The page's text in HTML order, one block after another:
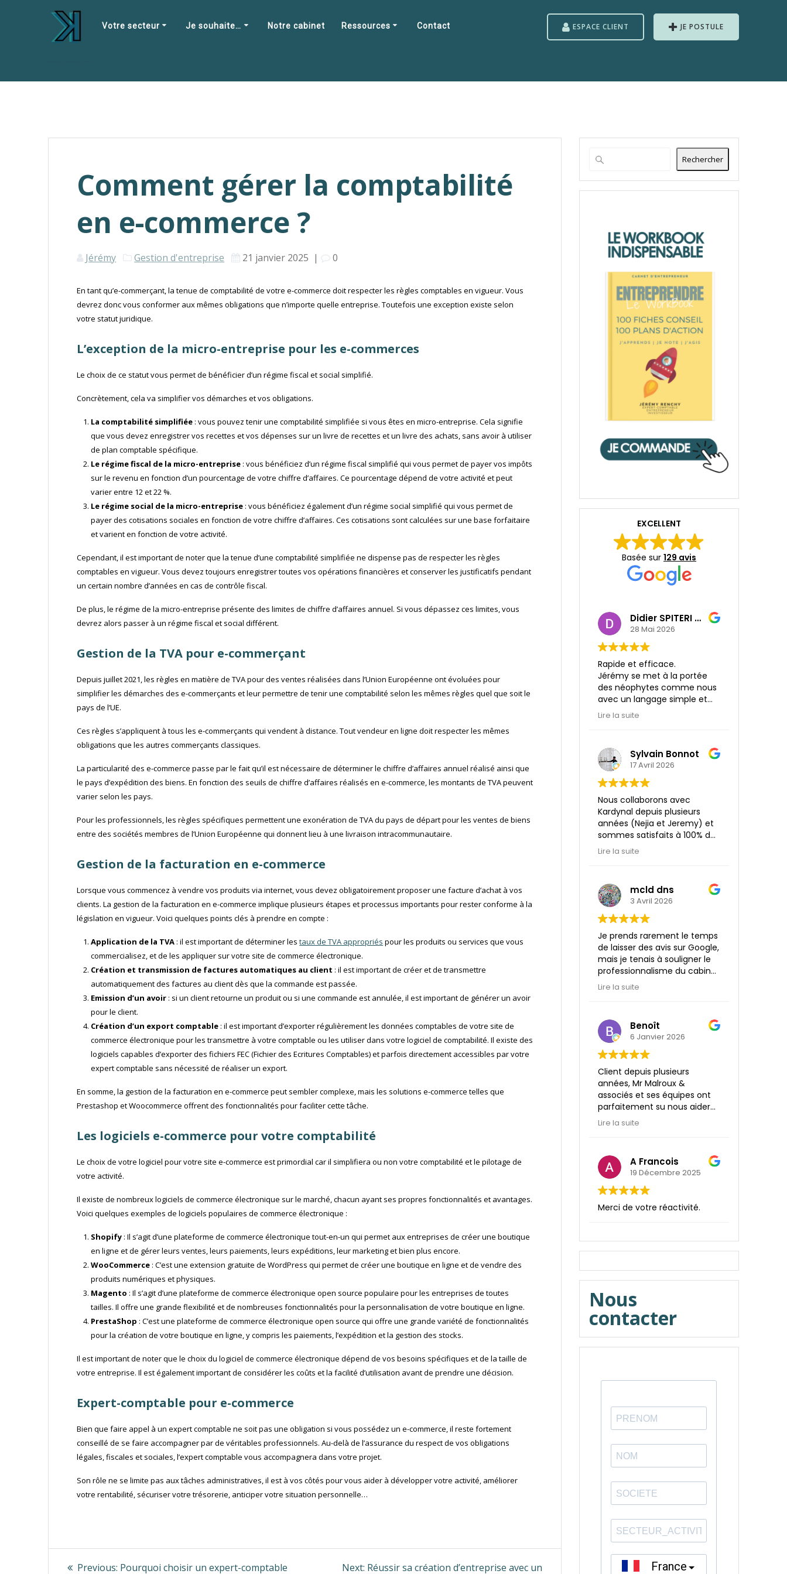
Votre secteur Je souhaite… Notre cabinet Ressources Contact ESPACE CLIENT JE POSTULE
Comment gérer la comptabilité
en e-commerce ?
Jérémy Gestion d'entreprise 21 janvier 2025 | 0
En tant qu’e-commerçant, la tenue de comptabilité de votre e-commerce doit respecter les règles comptables en vigueur. Vous
devrez donc vous conformer aux mêmes obligations que n’importe quelle entreprise. Toutefois une exception existe selon
votre statut juridique.
L’exception de la micro-entreprise pour les e-commerces
Le choix de ce statut vous permet de bénéficier d’un régime fiscal et social simplifié.
Concrètement, cela va simplifier vos démarches et vos obligations.
La comptabilité simplifiée : vous pouvez tenir une comptabilité simplifiée si vous êtes en micro-entreprise. Cela signifie
que vous devez enregistrer vos recettes et vos dépenses sur un livre de recettes et un livre des achats, sans avoir à utiliser
de plan comptable spécifique.
Le régime fiscal de la micro-entreprise : vous bénéficiez d’un régime fiscal simplifié qui vous permet de payer vos impôts
sur le revenu en fonction d’un pourcentage de votre chiffre d’affaires. Ce pourcentage dépend de votre activité et peut
varier entre 12 et 22 %.
Le régime social de la micro-entreprise : vous bénéficiez également d’un régime social simplifié qui vous permet de
payer des cotisations sociales en fonction de votre chiffre d’affaires. Ces cotisations sont calculées sur une base forfaitaire
et varient en fonction de votre activité.
Cependant, il est important de noter que la tenue d’une comptabilité simplifiée ne dispense pas de respecter les règles
comptables en vigueur. Vous devez toujours enregistrer toutes vos opérations financières et conserver les justificatifs pendant
un certain nombre d’années en cas de contrôle fiscal.
De plus, le régime de la micro-entreprise présente des limites de chiffre d’affaires annuel. Si vous dépassez ces limites, vous
devrez alors passer à un régime fiscal et social différent.
Gestion de la TVA pour e-commerçant
Depuis juillet 2021, les règles en matière de TVA pour des ventes réalisées dans l’Union Européenne ont évoluées pour
simplifier les démarches des e-commerçants et leur permettre de tenir une comptabilité selon les mêmes règles quel que soit le
pays de l’UE.
Ces règles s’appliquent à tous les e-commerçants qui vendent à distance. Tout vendeur en ligne doit respecter les mêmes
obligations que les autres commerçants classiques.
La particularité des e-commerce passe par le fait qu’il est nécessaire de déterminer le chiffre d’affaires annuel réalisé ainsi que
le pays d’expédition des biens. En fonction des seuils de chiffre d’affaires réalisés en e-commerce, les montants de TVA peuvent
varier selon les pays.
Pour les professionnels, les règles spécifiques permettent une exonération de TVA du pays de départ pour les ventes de biens
entre des sociétés membres de l’Union Européenne qui donnent lieu à une livraison intracommunautaire.
Gestion de la facturation en e-commerce
Lorsque vous commencez à vendre vos produits via internet, vous devez obligatoirement proposer une facture d’achat à vos
clients. ​​La gestion de la facturation en e-commerce implique plusieurs étapes et processus importants pour rester conforme à la
législation en vigueur. Voici quelques points clés à prendre en compte :
Application de la TVA : il est important de déterminer lestaux de TVA appropriés pour les produits ou services que vous
commercialisez, et de les appliquer sur votre site de commerce électronique.
Création et transmission de factures automatiques au client : il est important de créer et de transmettre
automatiquement des factures au client dès que la commande est passée.
Emission d’un avoir : si un client retourne un produit ou si une commande est annulée, il est important de générer un avoir
pour le client.
Création d’un export comptable : il est important d’exporter régulièrement les données comptables de votre site de
commerce électronique pour les transmettre à votre comptable ou les utiliser dans votre logiciel de comptabilité. Il existe des
logiciels capables d’exporter des fichiers FEC (Fichier des Ecritures Comptables) et parfois directement accessibles par votre
expert comptable sans nécessité de réaliser un export.
En somme, la gestion de la facturation en e-commerce peut sembler complexe, mais les solutions e-commerce telles que
Prestashop et Woocommerce offrent des fonctionnalités pour faciliter cette tâche.
Les logiciels e-commerce pour votre comptabilité
Le choix de votre logiciel pour votre site e-commerce est primordial car il simplifiera ou non votre comptabilité et le pilotage de
votre activité.
Il existe de nombreux logiciels de commerce électronique sur le marché, chacun ayant ses propres fonctionnalités et avantages.
Voici quelques exemples de logiciels populaires de commerce électronique :
Shopify : Il s’agit d’une plateforme de commerce électronique tout-en-un qui permet aux entreprises de créer une boutique
en ligne et de gérer leurs ventes, leurs paiements, leurs expéditions, leur marketing et bien plus encore.
WooCommerce : C’est une extension gratuite de WordPress qui permet de créer une boutique en ligne et de vendre des
produits numériques et physiques.
Magento : Il s’agit d’une plateforme de commerce électronique open source populaire pour les entreprises de toutes
tailles. Il offre une grande flexibilité et de nombreuses fonctionnalités pour la personnalisation de votre boutique en ligne.
PrestaShop : C’est une plateforme de commerce électronique open source qui offre une grande variété de fonctionnalités
pour la création de votre boutique en ligne, y compris les paiements, l’expédition et la gestion des stocks.
Il est important de noter que le choix du logiciel de commerce électronique dépend de vos besoins spécifiques et de la taille de
votre entreprise. Il est également important de considérer les coûts et la facilité d’utilisation avant de prendre une décision.
Expert-comptable pour e-commerce
Bien que faire appel à un expert comptable ne soit pas une obligation si vous possédez un e-commerce, il reste fortement
conseillé de se faire accompagner par de véritables professionnels. Au-delà de l’assurance du respect de vos obligations
légales, fiscales et sociales, l’expert comptable vous accompagnera dans votre projet.
Son rôle ne se limite pas aux tâches administratives, il est à vos côtés pour vous aider à développer votre activité, améliorer
votre rentabilité, sécuriser votre trésorerie, anticiper votre situation personnelle…
Navigation
Previous: Previous
Pourquoi choisir un expert-comptable Next: Next
Réussir sa création d’entreprise avec un
Rechercher
EXCELLENT
Basée sur129 avis
Didier SPITERI SHCB
28 Mai 2026
Rapide et efficace.
Jérémy se met à la portée
des néophytes comme nous
avec un langage simple et
compréhensible.
rdv et arrivé dès le
lendemain. super!!
Nous n'hésiterons à faire
appelle aux services de
concrétisation de notre
projet.
Lire la suite
Sylvain Bonnot
17 Avril 2026
Nous collaborons avec
Kardynal depuis plusieurs
années (Nejia et Jeremy) et
sommes satisfaits à 100% de
la prestation assurée par
grand merci pour tout
Lire la suite
mcld dns
3 Avril 2026
Je prends rarement le temps
de laisser des avis sur Google,
mais je tenais à souligner le
professionnalisme du cabinet
Kardynal, ainsi que le temps
mes demandes.
Je remercie tout
particulièrement Pauline, qui
m’a apporté des réponses
Je recommande vivement
ce cabinet comptable pour
la gestion de votre entreprise
comme de vos affaires
personnelles.
Lire la suite
Benoît
6 Janvier 2026
Client depuis plusieurs
années, Mr Malroux &
associés et ses équipes ont
parfaitement su nous aider
dans notre développement
Approche terrain, qualité
relationnelle et réactivité.
Lire la suite
A Francois
19 Décembre 2025
Merci de votre réactivité.
Nous
contacter